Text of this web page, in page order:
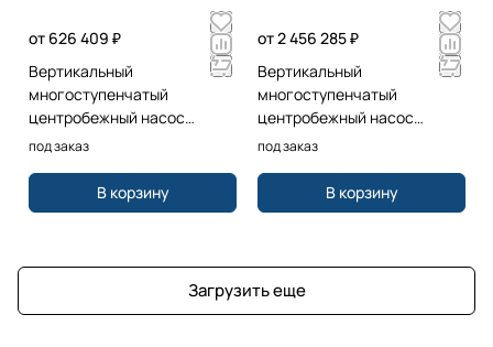
от 626 409 ₽
Вертикальный
многоступенчатый
центробежный насос
Grundfos CR32-5-2 A-F-A-V-
под заказ
В корзину
от 2 456 285 ₽
Вертикальный
многоступенчатый
центробежный насос
Grundfos CR125-5 A-F-A-E-
под заказ
В корзину
Загрузить еще